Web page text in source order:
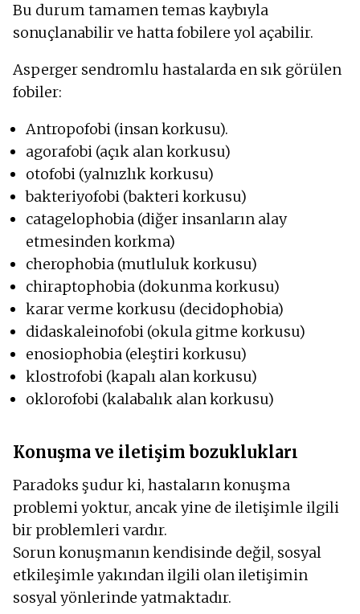
Bu durum tamamen temas kaybıyla
sonuçlanabilir ve hatta fobilere yol açabilir.
Asperger sendromlu hastalarda en sık görülen
fobiler:
Antropofobi (insan korkusu).
agorafobi (açık alan korkusu)
otofobi (yalnızlık korkusu)
bakteriyofobi (bakteri korkusu)
catagelophobia (diğer insanların alay
etmesinden korkma)
cherophobia (mutluluk korkusu)
chiraptophobia (dokunma korkusu)
karar verme korkusu (decidophobia)
didaskaleinofobi (okula gitme korkusu)
enosiophobia (eleştiri korkusu)
klostrofobi (kapalı alan korkusu)
oklorofobi (kalabalık alan korkusu)
Konuşma ve iletişim bozuklukları
Paradoks şudur ki, hastaların konuşma
problemi yoktur, ancak yine de iletişimle ilgili
bir problemleri vardır.
Sorun konuşmanın kendisinde değil, sosyal
etkileşimle yakından ilgili olan iletişimin
sosyal yönlerinde yatmaktadır.